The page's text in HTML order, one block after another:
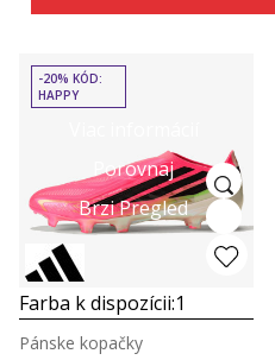
Porovnaj
Brzi Pregled
-20% KÓD:
HAPPY
Farba k dispozícii:1
Pánske kopačky